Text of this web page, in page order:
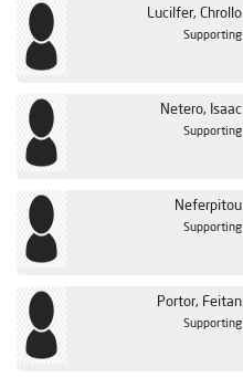
Lucilfer, Chrollo
Supporting
Netero, Isaac
Supporting
Neferpitou
Supporting
Portor, Feitan
Supporting